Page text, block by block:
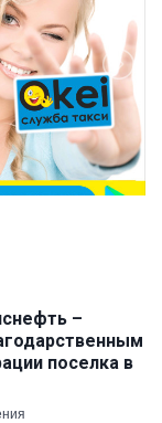
–
поселка в